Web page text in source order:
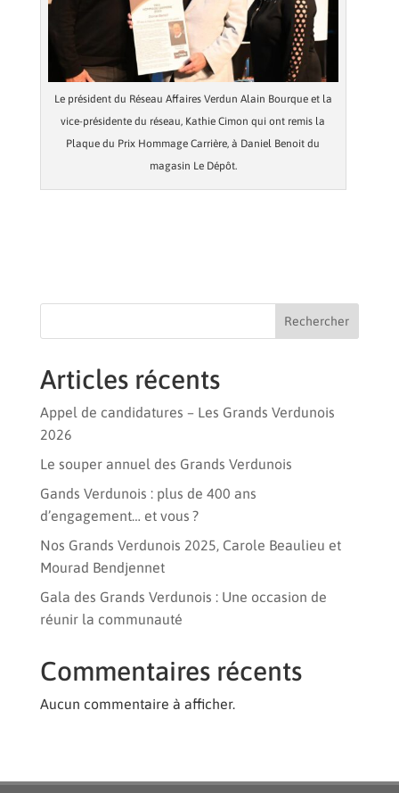
Le président du Réseau Affaires Verdun Alain Bourque et la
vice-présidente du réseau, Kathie Cimon qui ont remis la
Plaque du Prix Hommage Carrière, à Daniel Benoit du
magasin Le Dépôt.
Rechercher
Articles récents
Appel de candidatures – Les Grands Verdunois
2026
Le souper annuel des Grands Verdunois
Gands Verdunois : plus de 400 ans
d’engagement… et vous ?
Nos Grands Verdunois 2025, Carole Beaulieu et
Mourad Bendjennet
Gala des Grands Verdunois : Une occasion de
réunir la communauté
Commentaires récents
Aucun commentaire à afficher.